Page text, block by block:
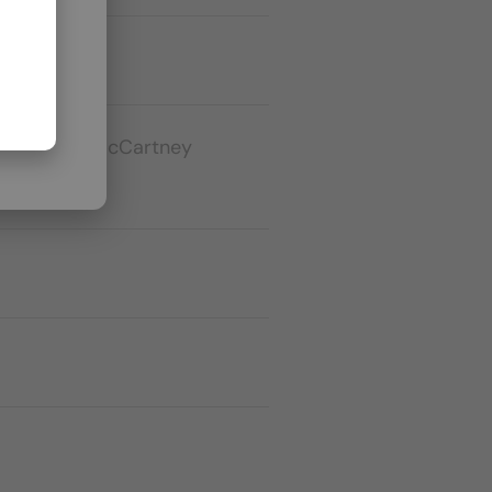
Stella McCartney